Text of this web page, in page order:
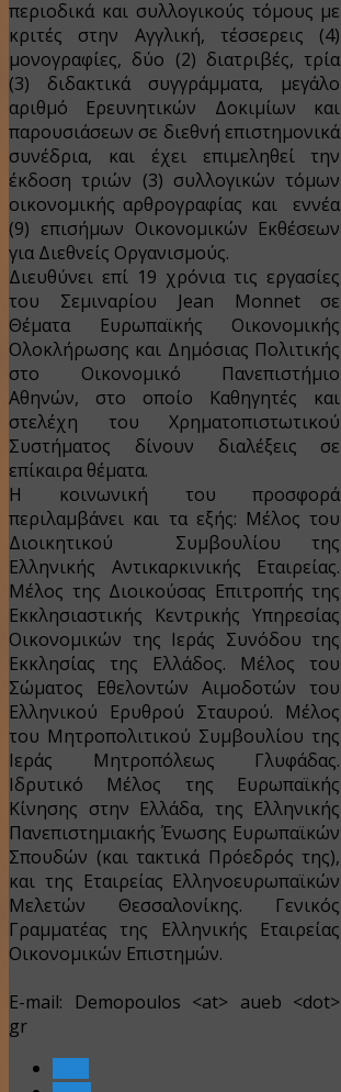
περιοδικά και συλλογικούς τόμους με
κριτές στην Αγγλική, τέσσερεις (4)
μονογραφίες, δύο (2) διατριβές, τρία
(3) διδακτικά συγγράμματα, μεγάλο
αριθμό Eρευνητικών Δοκιμίων και
παρουσιάσεων σε διεθνή επιστημονικά
συνέδρια, και έχει επιμεληθεί την
έκδοση τριών (3) συλλογικών τόμων
οικονομικής αρθρογραφίας και εννέα
(9) επισήμων Οικονομικών Εκθέσεων
για Διεθνείς Οργανισμούς.
Διευθύνει επί 19 χρόνια τις εργασίες
του Σεμιναρίου Jean Monnet σε
Θέματα Ευρωπαϊκής Οικονομικής
Ολοκλήρωσης και Δημόσιας Πολιτικής
στο Oικονομικό Πανεπιστήμιο
Αθηνών, στο οποίο Καθηγητές και
στελέχη του Χρηματοπιστωτικού
Συστήματος δίνουν διαλέξεις σε
επίκαιρα θέματα.
Η κοινωνική του προσφορά
περιλαμβάνει και τα εξής: Μέλος του
Διοικητικού Συμβουλίου της
Ελληνικής Αντικαρκινικής Εταιρείας.
Μέλος της Διοικούσας Επιτροπής της
Εκκλησιαστικής Κεντρικής Υπηρεσίας
Οικονομικών της Ιεράς Συνόδου της
Εκκλησίας της Ελλάδος. Μέλος του
Σώματος Εθελοντών Αιμοδοτών του
Ελληνικού Ερυθρού Σταυρού. Μέλος
του Μητροπολιτικού Συμβουλίου της
Ιεράς Μητροπόλεως Γλυφάδας.
Ιδρυτικό Μέλος της Ευρωπαϊκής
Κίνησης στην Ελλάδα, της Ελληνικής
Πανεπιστημιακής Ένωσης Ευρωπαϊκών
Σπουδών (και τακτικά Πρόεδρός της),
και της Εταιρείας Ελληνοευρωπαϊκών
Μελετών Θεσσαλονίκης. Γενικός
Γραμματέας της Ελληνικής Εταιρείας
Οικονομικών Επιστημών.
E-mail: Demopoulos <at> aueb <dot>
gr